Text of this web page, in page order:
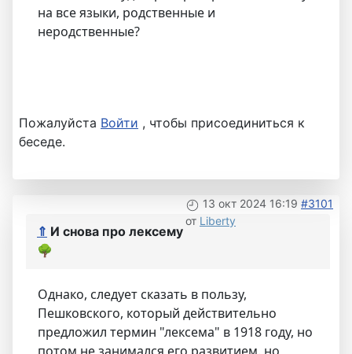
на все языки, родственные и
неродственные?
Пожалуйста Войти , чтобы присоединиться к
беседе.
13 окт 2024 16:19 #3101
от Liberty
⇑ И снова про лексему
🌳
Однако, следует сказать в пользу,
Пешковского, который действительно
предложил термин "лексема" в 1918 году, но